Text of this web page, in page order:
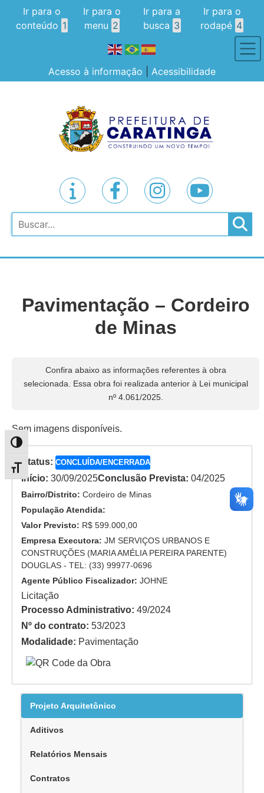
Alternar alto contraste
Alternar tamanho da fonte
Ir para o
conteúdo 1
Ir para o
menu 2
Ir para a
busca 3
Ir para o
rodapé 4
Acesso à informação Acessibilidade
Pesquisar
Pavimentação – Cordeiro
de Minas
Confira abaixo as informações referentes à obra
selecionada. Essa obra foi realizada anterior à Lei municipal
nº 4.061/2025.
Sem imagens disponíveis.
Status: CONCLUÍDA/ENCERRADA
Início: 30/09/2025Conclusão Prevista: 04/2025
Bairro/Distrito: Cordeiro de Minas
População Atendida:
Valor Previsto: R$ 599.000,00
Empresa Executora: JM SERVIÇOS URBANOS E
CONSTRUÇÕES (MARIA AMÉLIA PEREIRA PARENTE)
DOUGLAS - TEL: (33) 99977-0696
Agente Público Fiscalizador: JOHNE
Licitação
Processo Administrativo: 49/2024
Nº do contrato: 53/2023
Modalidade: Pavimentação
Projeto Arquitetônico
Aditivos
Relatórios Mensais
Contratos